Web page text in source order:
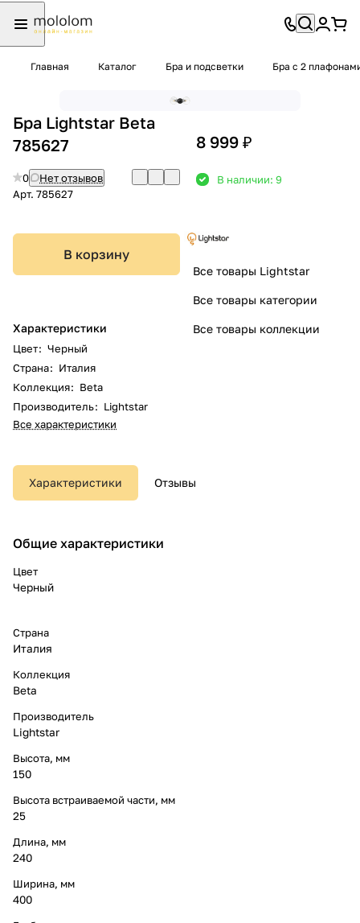
Главная Каталог Бра и подсветки Бра с 2
Бра Lightstar Beta
785627
0
Нет отзывов
Арт. 785627
В корзину
Характеристики
Цвет: Черный
Страна: Италия
Коллекция: Beta
Производитель: Lightstar
Все характеристики
8 999 ₽
В наличии: 9
Все товары Lightstar
Все товары категории
Все товары коллекции
Характеристики Отзывы
Общие характеристики
Цвет
Черный
Страна
Италия
Коллекция
Beta
Производитель
Lightstar
Высота, мм
150
Высота встраиваемой части, мм
25
Длина, мм
240
Ширина, мм
400